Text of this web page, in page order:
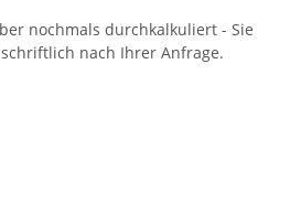
nochmals durchkalkuliert - Sie
nach Ihrer Anfrage.